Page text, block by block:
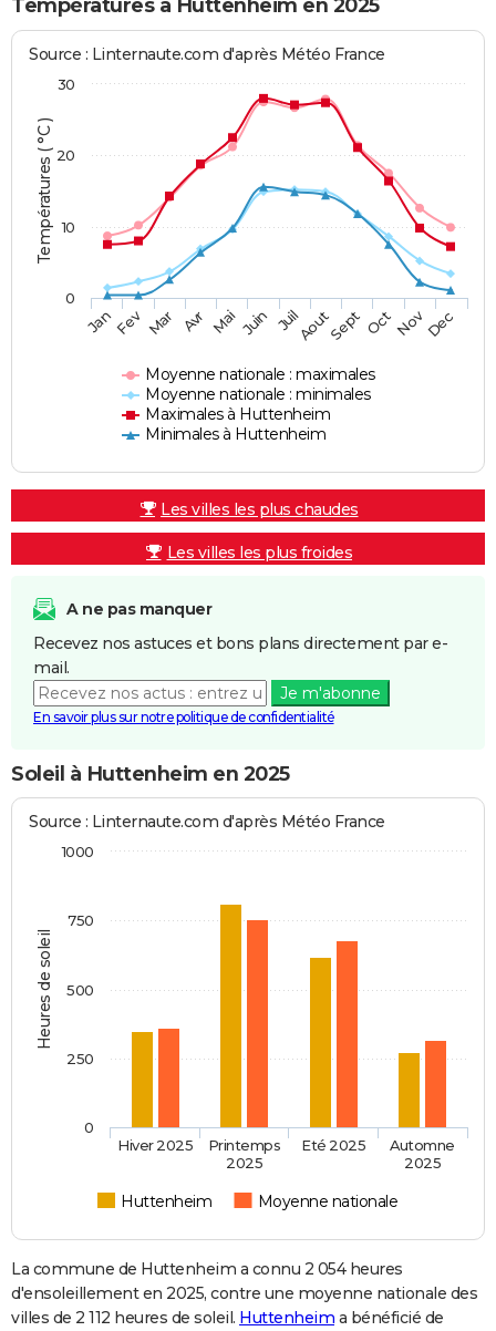
Températures à Huttenheim en 2025
Températures ( °C )
Source : Linternaute.com d'après Météo France
Moyenne nationale : maximales
Moyenne nationale : minimales
Maximales à Huttenheim
Minimales à Huttenheim
JanFev Mar Avr Mai Juin JuilAoutSept OctNovDec
0
10
20
30
Les villes les plus chaudes
Les villes les plus froides
A ne pas manquer
Recevez nos astuces et bons plans directement par e-
mail.
Je m'abonne
En savoir plus sur notre politique de confidentialité
Soleil à Huttenheim en 2025
Heures de soleil
Source : Linternaute.com d'après Météo France
Huttenheim Moyenne nationale
Hiver 2025
Printemps
2025
Eté 2025
Automne
2025
0
250
500
750
1000
La commune de Huttenheim a connu 2 054 heures
d'ensoleillement en 2025, contre une moyenne nationale des
villes de 2 112 heures de soleil. Huttenheim a bénéficié de